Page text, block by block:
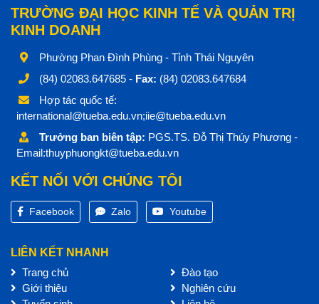
TRƯỜNG ĐẠI HỌC KINH TẾ VÀ QUẢN TRỊ
KINH DOANH
Phường Phan Đình Phùng - Tỉnh Thái Nguyên
(84) 02083.647685 - Fax: (84) 02083.647684
Hợp tác quốc tế:
international@tueba.edu.vn;iie@tueba.edu.vn
Trưởng ban biên tập: PGS.TS. Đỗ Thị Thúy Phương -
Email:thuyphuongkt@tueba.edu.vn
KẾT NỐI VỚI CHÚNG TÔI
Facebook Zalo Youtube
LIÊN KẾT NHANH
Trang chủ
Giới thiệu
Đào tạo
Nghiên cứu